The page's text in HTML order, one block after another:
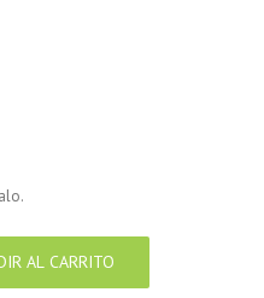
AL CARRITO